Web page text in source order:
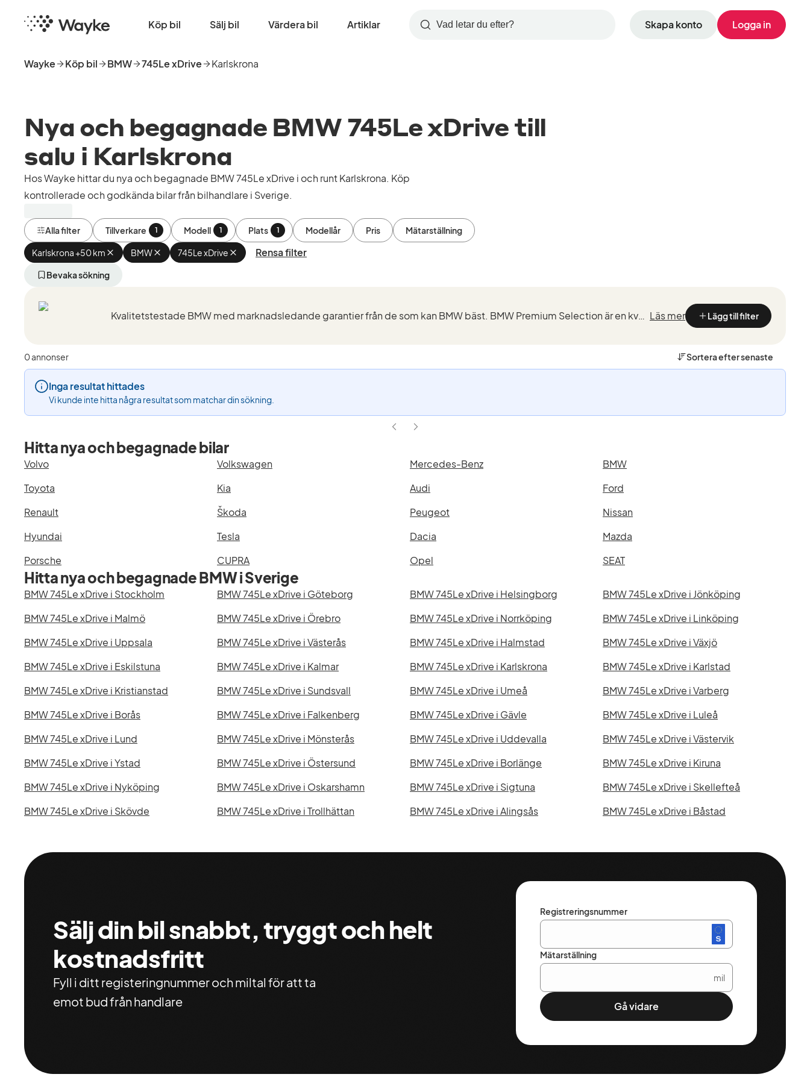
huvudinnehåll
Startsida Köp bil Sälj bil Värdera bil Artiklar Skapa konto Logga in
Sök
Wayke Köp bil BMW 745Le xDrive Karlskrona
Nya och begagnade BMW 745Le xDrive till
salu i Karlskrona
Hos Wayke hittar du nya och begagnade BMW 745Le xDrive i och runt Karlskrona. Köp
kontrollerade och godkända bilar från bilhandlare i Sverige.
Alla filter Tillverkare 1 Modell 1 Plats 1 Modellår Pris Mätarställning
Karlskrona +50 km Ta
bort
km
BMW Ta
bort
745Le xDrive Ta
bort
(Modell)
Rensa filter
Bevaka sökning
Kvalitetstestade BMW med marknadsledande garantier från de som kan BMW bäst. BMW Premium Selection är en kvalitetssäkring vid köp av en begagnad BMW, framtaget för ett smidigt, tryggt och bekymmersfri... Läs mer Lägg till filter
0 annonser Sortera eftersenaste
Inga resultat hittades
Vi kunde inte hitta några resultat som matchar din sökning.
Hitta nya och begagnade bilar
Volvo Volkswagen Mercedes-Benz
BMW
Toyota
Kia Audi
Ford
Renault
Škoda Peugeot
Nissan
Hyundai
Tesla Dacia
Mazda
Porsche
CUPRA Opel SEAT
Hitta nya och begagnade BMW i Sverige
BMW 745Le xDrive i Stockholm BMW 745Le xDrive i Göteborg BMW 745Le xDrive i Helsingborg
BMW 745Le xDrive i Jönköping
BMW 745Le xDrive i Malmö
BMW 745Le xDrive i Örebro BMW 745Le xDrive i Norrköping
BMW 745Le xDrive i Linköping
BMW 745Le xDrive i Uppsala
BMW 745Le xDrive i Västerås BMW 745Le xDrive i Halmstad
BMW 745Le xDrive i Växjö
BMW 745Le xDrive i Eskilstuna
BMW 745Le xDrive i Kalmar BMW 745Le xDrive i Karlskrona
BMW 745Le xDrive i Karlstad
BMW 745Le xDrive i Kristianstad
BMW 745Le xDrive i Sundsvall BMW 745Le xDrive i Umeå
BMW 745Le xDrive i Varberg
BMW 745Le xDrive i Borås
BMW 745Le xDrive i Falkenberg BMW 745Le xDrive i Gävle
BMW 745Le xDrive i Luleå
BMW 745Le xDrive i Lund
BMW 745Le xDrive i Mönsterås BMW 745Le xDrive i Uddevalla
BMW 745Le xDrive i Västervik
BMW 745Le xDrive i Ystad
BMW 745Le xDrive i Östersund BMW 745Le xDrive i Borlänge
BMW 745Le xDrive i Kiruna
BMW 745Le xDrive i Nyköping
BMW 745Le xDrive i Oskarshamn BMW 745Le xDrive i Sigtuna
BMW 745Le xDrive i Skellefteå
BMW 745Le xDrive i Skövde
BMW 745Le xDrive i Trollhättan BMW 745Le xDrive i Alingsås BMW 745Le xDrive i Båstad
Sälj din bil snabbt, tryggt och helt
kostnadsfritt
Fyll i ditt registeringnummer och miltal för att ta
emot bud från handlare
Registreringsnummer
Mätarställning
mil
Gå vidare